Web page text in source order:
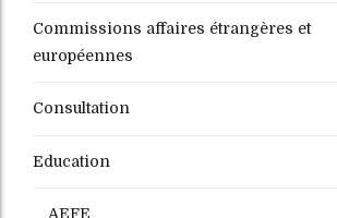
Commissions affaires étrangères et
européennes
Consultation
Education
AEFE